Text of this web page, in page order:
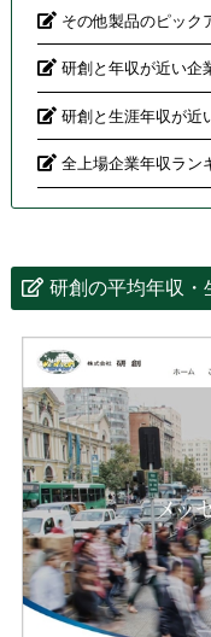
その他製品のピック
研創と年収が近い企
研創と生涯年収が近
全上場企業年収ラン
研創の平均年収・